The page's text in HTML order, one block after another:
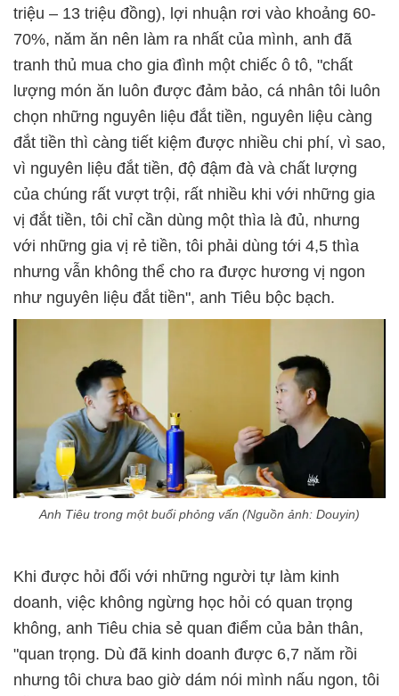
triệu – 13 triệu đồng), lợi nhuận rơi vào khoảng 60-
70%, năm ăn nên làm ra nhất của mình, anh đã
tranh thủ mua cho gia đình một chiếc ô tô, "chất
lượng món ăn luôn được đảm bảo, cá nhân tôi luôn
chọn những nguyên liệu đắt tiền, nguyên liệu càng
đắt tiền thì càng tiết kiệm được nhiều chi phí, vì sao,
vì nguyên liệu đắt tiền, độ đậm đà và chất lượng
của chúng rất vượt trội, rất nhiều khi với những gia
vị đắt tiền, tôi chỉ cần dùng một thìa là đủ, nhưng
với những gia vị rẻ tiền, tôi phải dùng tới 4,5 thìa
nhưng vẫn không thể cho ra được hương vị ngon
như nguyên liệu đắt tiền", anh Tiêu bộc bạch.
Anh Tiêu trong một buổi phỏng vấn (Nguồn ảnh: Douyin)
Khi được hỏi đối với những người tự làm kinh
doanh, việc không ngừng học hỏi có quan trọng
không, anh Tiêu chia sẻ quan điểm của bản thân,
"quan trọng. Dù đã kinh doanh được 6,7 năm rồi
nhưng tôi chưa bao giờ dám nói mình nấu ngon, tôi